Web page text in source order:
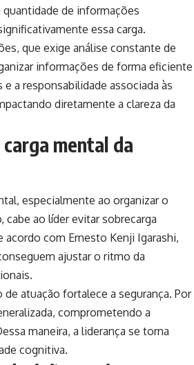
de informações
essa carga.
que exige análise constante de
informações de forma eficiente
a responsabilidade associada às
diretamente a clareza da
mental da
especialmente ao organizar o
ao líder evitar sobrecarga
com Ernesto Kenji Igarashi,
ajustar o ritmo da
atuação fortalece a segurança. Por
comprometendo a
maneira, a liderança se torna
cognitiva.